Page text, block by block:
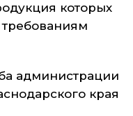
которых
администрации
края